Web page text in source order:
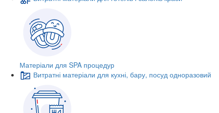
Матеріали для SPA процедур
Витратні матеріали для кухні, бару, посуд одноразовий